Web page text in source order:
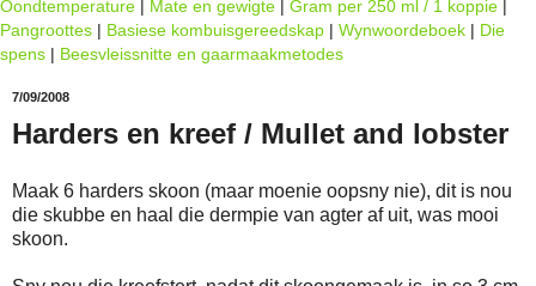
Oondtemperature | Mate en gewigte | Gram per 250 ml / 1 koppie |
Pangroottes | Basiese kombuisgereedskap | Wynwoordeboek | Die
spens | Beesvleissnitte en gaarmaakmetodes
7/09/2008
Harders en kreef / Mullet and lobster
Maak 6 harders skoon (maar moenie oopsny nie), dit is nou
die skubbe en haal die dermpie van agter af uit, was mooi
skoon.